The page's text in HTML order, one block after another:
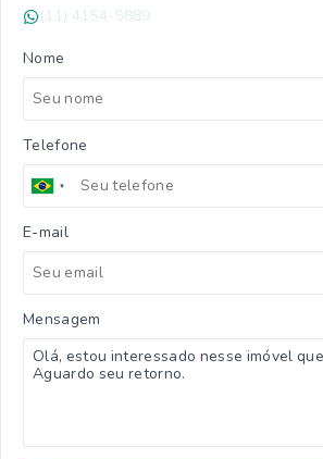
(11) 4154-5889
Nome
Telefone
E-mail
Mensagem